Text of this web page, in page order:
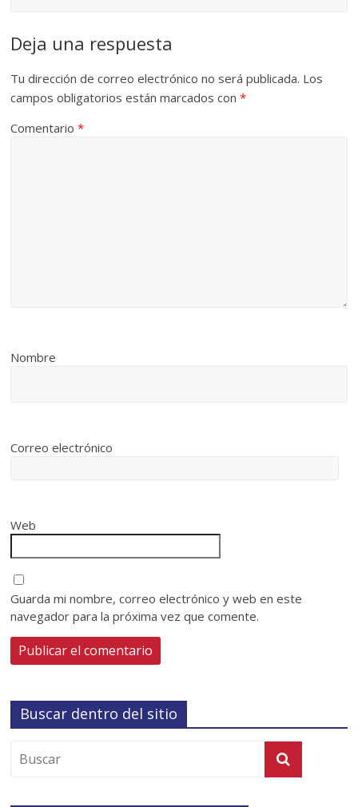
Deja una respuesta
Tu dirección de correo electrónico no será publicada. Los
campos obligatorios están marcados con*
Comentario*
Nombre
Correo electrónico
Web
Guarda mi nombre, correo electrónico y web en este
navegador para la próxima vez que comente.
Buscar dentro del sitio